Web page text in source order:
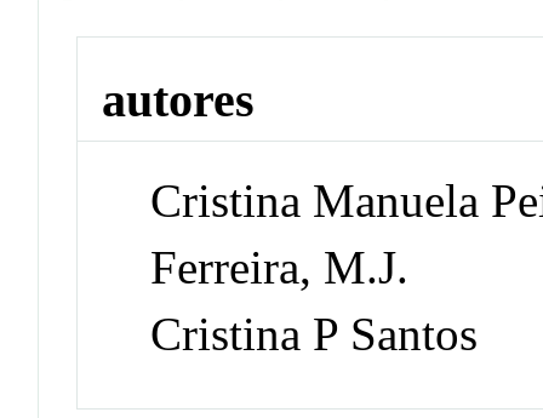
autores
Cristina Manuela
Ferreira, M.J.
Cristina P Santos